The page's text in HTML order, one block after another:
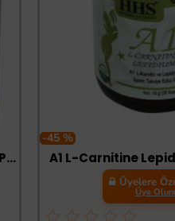
Beyaz Bitkisel Form Çayı 45 Süzen Poşet
-45 %
A1 L-Carnitine
Üyelere
Üye